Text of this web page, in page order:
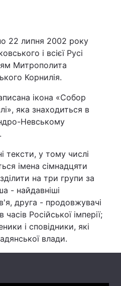
Війна
Світ
Наука
Лайт
Інциденти
Туризм
22 липня 2002 року
і всієї Русі
Митрополита
Корнилія.
ікона «Собор
яка знаходиться в
Невському
тексти, у тому числі
імена сімнадцяти
на три групи за
- найдавніші
друга - продовжувачі
Російської імперії;
і сповідники, які
влади.